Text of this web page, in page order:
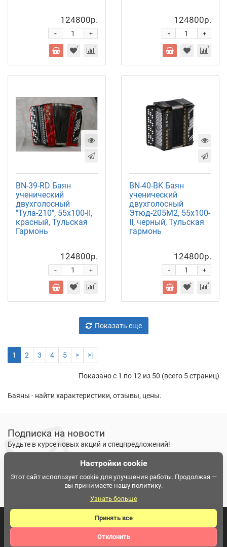
124800р.
+
-
124800р.
+
-
BN-39-RD Баян
ученический
двухголосный
"Тула-210", 55х100-II,
красный, Тульская
Гармонь
124800р.
+
-
BN-40-BK Баян
ученический
двухголосный
Этюд-205М2, 55х100-
II, черный, Тульская
гармонь
124800р.
+
-
Показать еще
1 2 3 4 5 > >|
Показано с 1 по 12 из 50 (всего 5 страниц)
Баяны - найти характеристики, отзывы, цены.
Подписка на новости
Будьте в курсе новых акций и спецпредложений!
Подписаться
Ознакомлен и согласен с условиями политики
конфиденциальности
Интернет-магазин музыкальных инструментов МузКлад ©
2026
Настройки cookie
Этот сайт использует cookie для улучшения работы. Продолжая —
вы принимаете нашу политику.
Узнать больше
Принять все
Отклонить